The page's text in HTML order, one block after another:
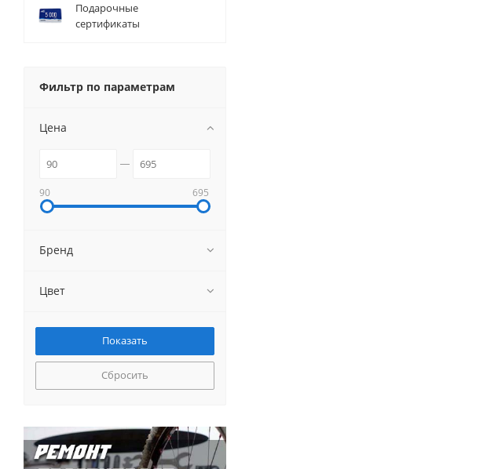
Подарочные
сертификаты
Фильтр по параметрам
Цена
90 695
Бренд
Цвет
Сбросить